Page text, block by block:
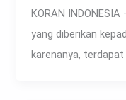
KORAN
yang diberikan
karenanya,